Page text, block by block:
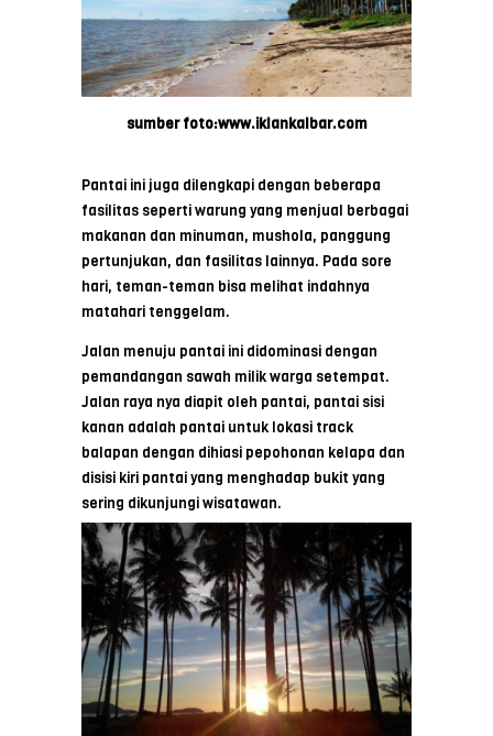
sumber foto:www.iklankalbar.com
Pantai ini juga dilengkapi dengan beberapa
fasilitas seperti warung yang menjual berbagai
makanan dan minuman, mushola, panggung
pertunjukan, dan fasilitas lainnya. Pada sore
hari, teman-teman bisa melihat indahnya
matahari tenggelam.
Jalan menuju pantai ini didominasi dengan
pemandangan sawah milik warga setempat.
Jalan raya nya diapit oleh pantai, pantai sisi
kanan adalah pantai untuk lokasi track
balapan dengan dihiasi pepohonan kelapa dan
disisi kiri pantai yang menghadap bukit yang
sering dikunjungi wisatawan.